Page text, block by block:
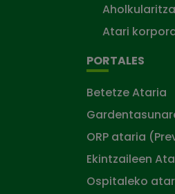
Aholkularitza
Atari
PORTALES
Betetze Ataria
ORP ataria
Ekintzaileen
Ospitaleko